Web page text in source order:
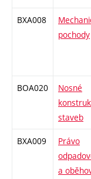
BXA008
pochody
BOA020
Nosné
staveb
BXA009
Právo
a